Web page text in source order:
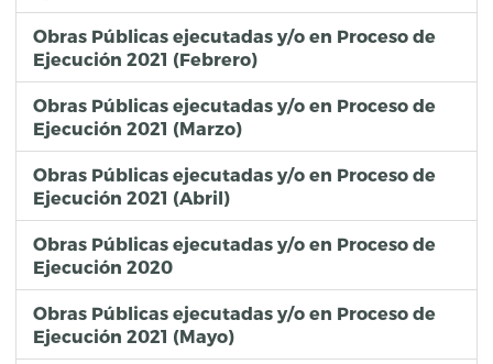
Obras Públicas ejecutadas y/o en Proceso de
Ejecución 2021 (Febrero)
Obras Públicas ejecutadas y/o en Proceso de
Ejecución 2021 (Marzo)
Obras Públicas ejecutadas y/o en Proceso de
Ejecución 2021 (Abril)
Obras Públicas ejecutadas y/o en Proceso de
Ejecución 2020
Obras Públicas ejecutadas y/o en Proceso de
Ejecución 2021 (Mayo)